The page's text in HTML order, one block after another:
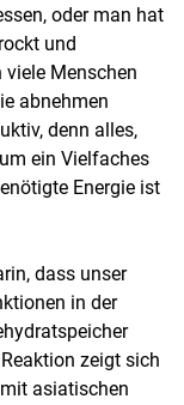
oder man hat
und
Menschen
abnehmen
denn alles,
ein Vielfaches
Energie ist
dass unser
in der
zeigt sich
asiatischen